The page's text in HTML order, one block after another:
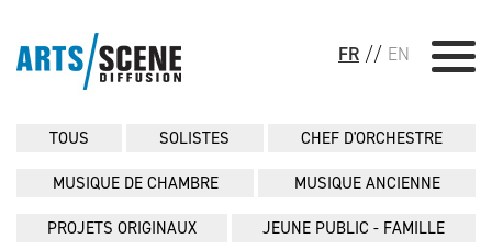
FR // EN
TOUS SOLISTES CHEF D'ORCHESTRE
MUSIQUE DE CHAMBRE MUSIQUE ANCIENNE
PROJETS ORIGINAUX JEUNE PUBLIC - FAMILLE